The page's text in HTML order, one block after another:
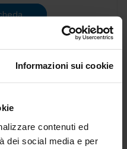
Informazioni sui cookie
contenuti ed
dei social media e per
SRL